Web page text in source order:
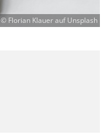
© Florian Klauer auf Unsplash